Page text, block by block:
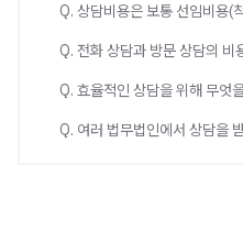
Q. 상담비용은 보통 선임비용(
Q. 전화 상담과 방문 상담의 비
Q. 효율적인 상담을 위해 무엇
Q. 여러 법무법인에서 상담을